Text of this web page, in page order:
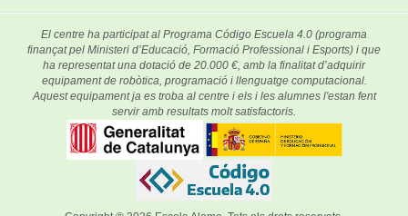
El centre ha participat al Programa Código Escuela 4.0 (programa
finançat pel Ministeri d’Educació, Formació Professional i Esports) i que
ha representat una dotació de 20.000 €, amb la finalitat d’adquirir
equipament de robòtica, programació i llenguatge computacional.
Aquest equipament ja es troba al centre i els i les alumnes l'estan fent
servir amb resultats molt satisfactoris.